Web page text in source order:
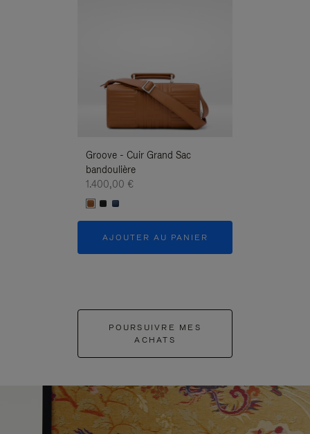
Groove - Cuir Grand Sac
bandoulière
1.400,00 €
AJOUTER AU PANIER
POURSUIVRE MES
ACHATS